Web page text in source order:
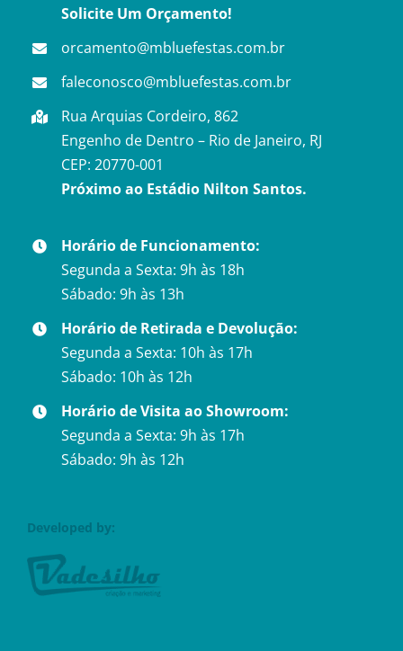
Solicite Um Orçamento!
orcamento@mbluefestas.com.br
faleconosco@mbluefestas.com.br
Rua Arquias Cordeiro, 862
Engenho de Dentro – Rio de Janeiro, RJ
CEP: 20770-001
Próximo ao Estádio Nilton Santos.
Horário de Funcionamento:
Segunda a Sexta: 9h às 18h
Sábado: 9h às 13h
Horário de Retirada e Devolução:
Segunda a Sexta: 10h às 17h
Sábado: 10h às 12h
Horário de Visita ao Showroom:
Segunda a Sexta: 9h às 17h
Sábado: 9h às 12h
Developed by: